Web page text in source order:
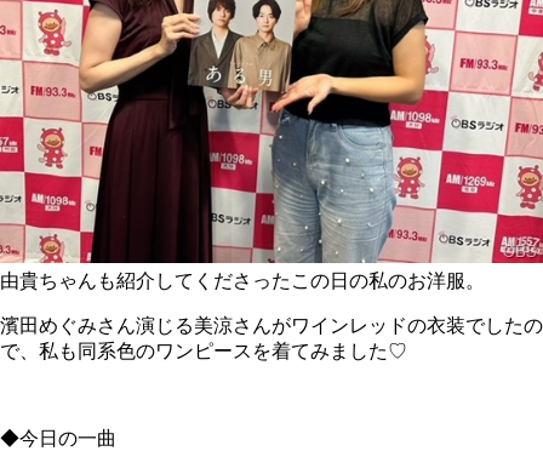
由貴ちゃんも紹介してくださったこの日の私のお洋服。
濱田めぐみさん演じる美涼さんがワインレッドの衣装でしたの
で、私も同系色のワンピースを着てみました♡
◆今日の一曲